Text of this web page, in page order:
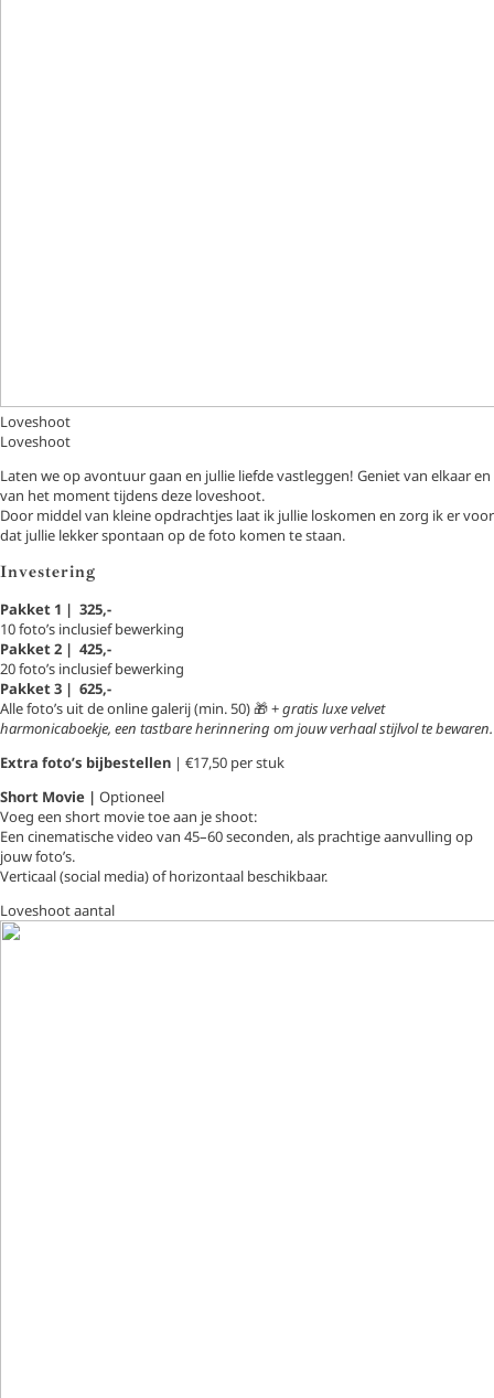
Loveshoot
Loveshoot
Laten we op avontuur gaan en jullie liefde vastleggen! Geniet van elkaar en
van het moment tijdens deze loveshoot.
Door middel van kleine opdrachtjes laat ik jullie loskomen en zorg ik er voor
dat jullie lekker spontaan op de foto komen te staan.
Investering
Pakket 1 | 325,-
10 foto’s inclusief bewerking
Pakket 2 | 425,-
20 foto’s inclusief bewerking
Pakket 3 | 625,-
Alle foto’s uit de online galerij (min. 50)🎁+gratis luxe velvet
harmonicaboekje, een tastbare herinnering om jouw verhaal stijlvol te bewaren.
Extra foto’s bijbestellen | €17,50 per stuk
Short Movie | Optioneel
Voeg een short movie toe aan je shoot:
Een cinematische video van 45–60 seconden, als prachtige aanvulling op
jouw foto’s.
Verticaal (social media) of horizontaal beschikbaar.
Loveshoot aantal